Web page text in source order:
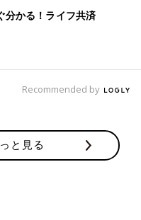
分かる！ライフ共済
Recommended by
と見る